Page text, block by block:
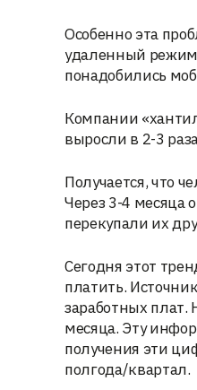
Особенно эта
удаленный режим
понадобились
Компании
выросли в 2-3
Получается, что
Через 3-4 месяца
перекупали их
Сегодня этот
платить.
заработных плат.
месяца. Эту
получения эти
полгода/квартал.